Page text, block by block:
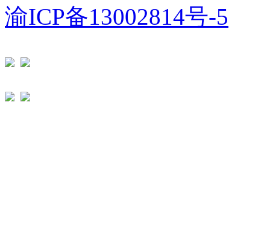
渝ICP备13002814号-5